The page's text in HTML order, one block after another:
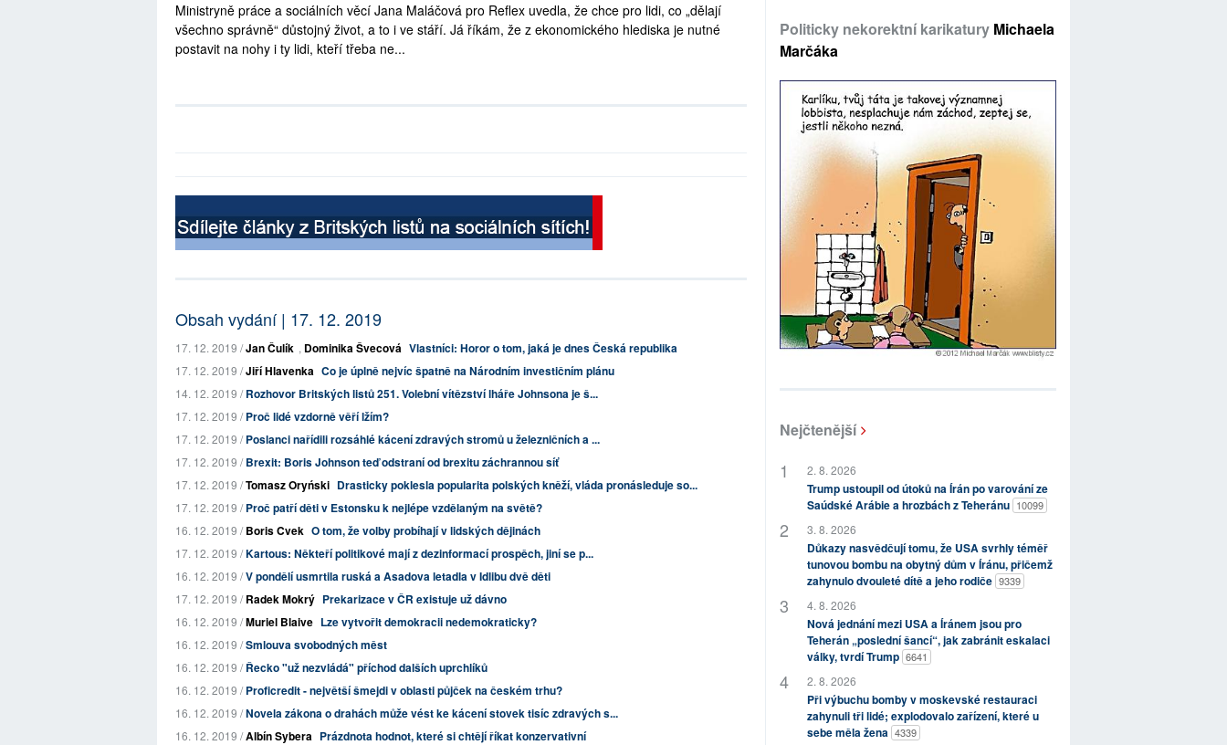
Ministryně práce a sociálních věcí Jana Maláčová pro Reflex uvedla, že chce pro lidi, co „dělají
všechno správně“ důstojný život, a to i ve stáří. Já říkám, že z ekonomického hlediska je nutné
postavit na nohy i ty lidi, kteří třeba ne...
Obsah vydání | 17. 12. 2019
17. 12. 2019 /Jan Čulík , Dominika Švecová Vlastníci: Horor o tom, jaká je dnes Česká republika
17. 12. 2019 /Jiří Hlavenka Co je úplně nejvíc špatně na Národním investičním plánu
14. 12. 2019 /Rozhovor Britských listů 251. Volební vítězství lháře Johnsona je š...
17. 12. 2019 /Proč lidé vzdorně věří lžím?
17. 12. 2019 /Poslanci nařídili rozsáhlé kácení zdravých stromů u železničních a ...
17. 12. 2019 /Brexit: Boris Johnson teď odstraní od brexitu záchrannou síť
17. 12. 2019 /Tomasz Oryński Drasticky poklesla popularita polských kněží, vláda pronásleduje so...
17. 12. 2019 /Proč patří děti v Estonsku k nejlépe vzdělaným na světě?
16. 12. 2019 /Boris Cvek O tom, že volby probíhají v lidských dějinách
17. 12. 2019 /Kartous: Někteří politikové mají z dezinformací prospěch, jiní se p...
16. 12. 2019 /V pondělí usmrtila ruská a Asadova letadla v Idlibu dvě děti
17. 12. 2019 /Radek Mokrý Prekarizace v ČR existuje už dávno
16. 12. 2019 /Muriel Blaive Lze vytvořit demokracii nedemokraticky?
16. 12. 2019 /Smlouva svobodných měst
16. 12. 2019 /Řecko "už nezvládá" příchod dalších uprchlíků
16. 12. 2019 /Proficredit - největší šmejdi v oblasti půjček na českém trhu?
16. 12. 2019 /Novela zákona o drahách může vést ke kácení stovek tisíc zdravých s...
16. 12. 2019 /Albín Sybera Prázdnota hodnot, které si chtějí říkat konzervativní
Politicky nekorektní karikatury Michaela
Marčáka
Nejčtenější
2. 8. 2026
Trump ustoupil od útoků na Írán po varování ze
Saúdské Arábie a hrozbách z Teheránu 10099
3. 8. 2026
Důkazy nasvědčují tomu, že USA svrhly téměř
tunovou bombu na obytný dům v Íránu, přičemž
zahynulo dvouleté dítě a jeho rodiče 9339
4. 8. 2026
Nová jednání mezi USA a Íránem jsou pro
Teherán „poslední šancí“, jak zabránit eskalaci
války, tvrdí Trump 6641
2. 8. 2026
Při výbuchu bomby v moskevské restauraci
zahynuli tři lidé; explodovalo zařízení, které u
sebe měla žena 4339